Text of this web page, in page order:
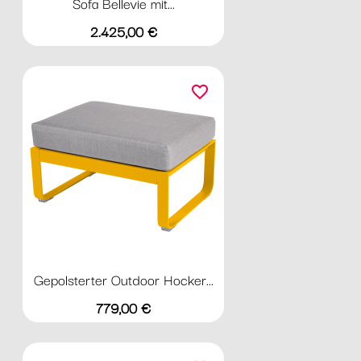
Preis
2.425,00 €
Gepolsterter Outdoor Hocker...
Preis
779,00 €
favorite_border